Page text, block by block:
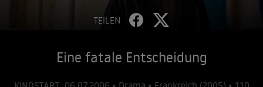
TEILEN
Eine fatale Entscheidung